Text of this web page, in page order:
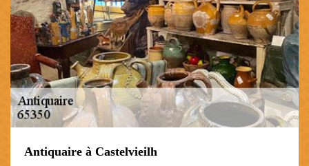
Antiquaire à Castelvieilh